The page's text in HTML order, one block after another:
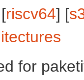
riscv64] [
for